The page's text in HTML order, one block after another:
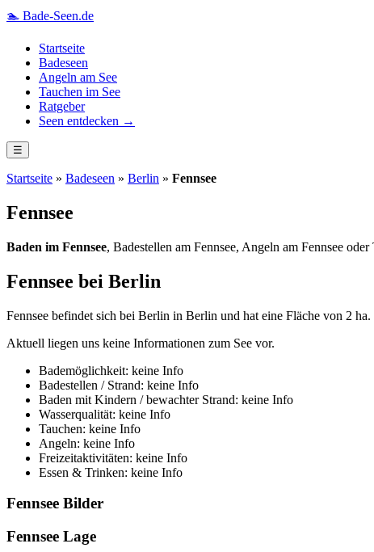
🏊 Bade-Seen.de
Startseite
Badeseen
Angeln am See
Tauchen im See
Ratgeber
Seen entdecken →
☰
Startseite » Badeseen » Berlin » Fennsee
Fennsee
Baden im Fennsee, Badestellen am Fennsee, Angeln am Fennsee
Fennsee bei Berlin
Fennsee befindet sich bei Berlin in Berlin und hat eine Fläche von 2 ha.
Aktuell liegen uns keine Informationen zum See vor.
Bademöglichkeit: keine Info
Badestellen / Strand: keine Info
Baden mit Kindern / bewachter Strand: keine Info
Wasserqualität: keine Info
Tauchen: keine Info
Angeln: keine Info
Freizeitaktivitäten: keine Info
Essen & Trinken: keine Info
Fennsee Bilder
Fennsee Lage